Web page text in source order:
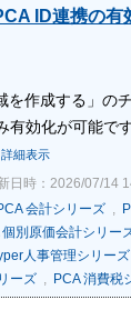
ID連携の
を作成する」
有効化が可能で
詳細表示
日時：2026/07/14
会計シリーズ,
個別原価会計シリー
人事管理シリーズ
ーズ, PCA 消費税